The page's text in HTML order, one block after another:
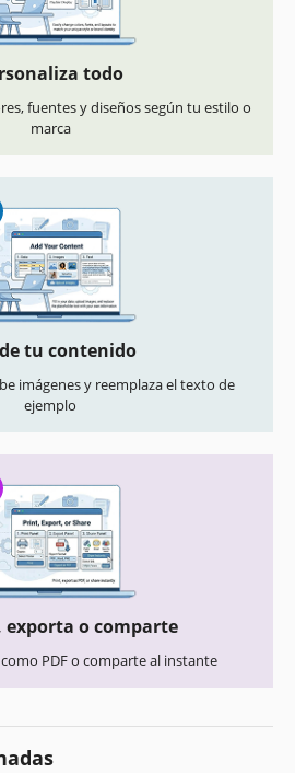
todo
fuentes y diseños según tu estilo o
marca
tu contenido
imágenes y reemplaza el texto de
ejemplo
exporta o comparte
PDF o comparte al instante